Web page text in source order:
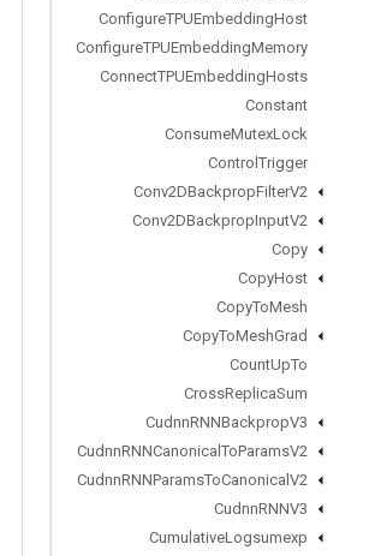
ConfigureTPUEmbeddingHost
ConfigureTPUEmbeddingMemory
ConnectTPUEmbeddingHosts
Constant
ConsumeMutexLock
Control Trigger
Conv2DBackpropFilterV2
Conv2DBackpropInputV2
Copy
CopyHost
CopyToMesh
CopyToMeshGrad
CountUpTo
CrossReplicaSum
CudnnRNNBackpropV3
CudnnRNNCanonical ToParamsV2
CudnnRNNParamsToCanonical V2
CudnnRNNV3
CumulativeLogsumexp